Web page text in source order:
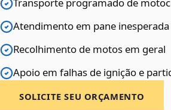
Transporte programado de
Atendimento em pane
Recolhimento de motos em geral
Apoio em falhas de ignição e
SOLICITE SEU ORÇAMENTO